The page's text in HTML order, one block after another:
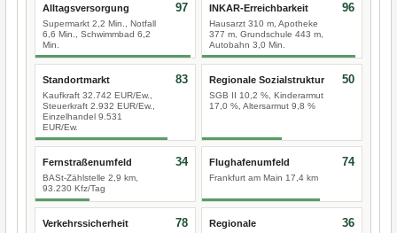
Alltagsversorgung
Supermarkt 2,2 Min., Notfall
6,6 Min., Schwimmbad 6,2
Min.
97 INKAR-Erreichbarkeit
Hausarzt 310 m, Apotheke
377 m, Grundschule 443 m,
Autobahn 3,0 Min.
96
Standortmarkt
Kaufkraft 32.742 EUR/Ew.,
Steuerkraft 2.932 EUR/Ew.,
Einzelhandel 9.531
EUR/Ew.
83 Regionale Sozialstruktur
SGB II 10,2 %, Kinderarmut
17,0 %, Altersarmut 9,8 %
50
Fernstraßenumfeld
BASt-Zählstelle 2,9 km,
93.230 Kfz/Tag
34 Flughafenumfeld
Frankfurt am Main 17,4 km
74
Verkehrssicherheit 78
Regionale
36